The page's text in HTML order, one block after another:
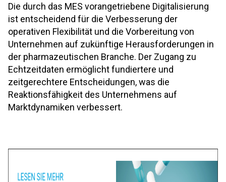
Die durch das MES vorangetriebene Digitalisierung
ist entscheidend für die Verbesserung der
operativen Flexibilität und die Vorbereitung von
Unternehmen auf zukünftige Herausforderungen in
der pharmazeutischen Branche. Der Zugang zu
Echtzeitdaten ermöglicht fundiertere und
zeitgerechtere Entscheidungen, was die
Reaktionsfähigkeit des Unternehmens auf
Marktdynamiken verbessert.